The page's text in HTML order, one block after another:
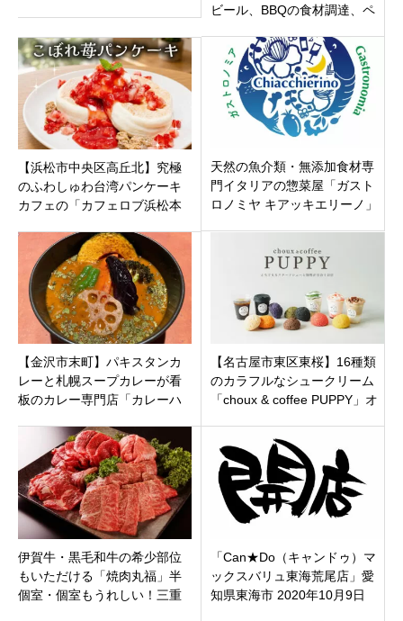
ビール、BBQの食材調達、ペ
【浜松市中央区高丘北】究極
のふわしゅわ台湾パンケーキ
カフェの「カフェロブ浜松本
プスパゲッティも
天然の魚介類・無添加食材専
門イタリアの惣菜屋「ガスト
ロノミヤ キアッキエリーノ」
【金沢市末町】パキスタンカ
レーと札幌スープカレーが看
板のカレー専門店「カレーハ
ープン！
【名古屋市東区東桜】16種類
のカラフルなシュークリーム
「choux & coffee PUPPY」オ
伊賀牛・黒毛和牛の希少部位
もいただける「焼肉丸福」半
個室・個室もうれしい！三重
「Can★Do（キャンドゥ）マ
ックスバリュ東海荒尾店」愛
知県東海市 2020年10月9日